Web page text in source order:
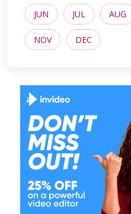
JUN JUL AUG
NOV DEC